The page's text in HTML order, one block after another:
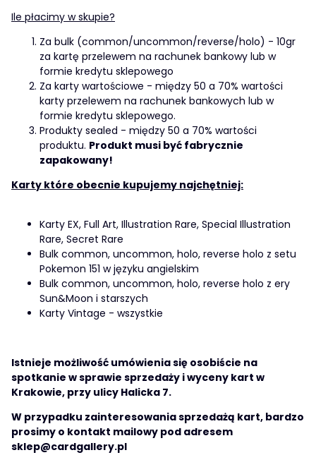
Ile płacimy w skupie?
Za bulk (common/uncommon/reverse/holo) - 10gr
za kartę przelewem na rachunek bankowy lub w
formie kredytu sklepowego
Za karty wartościowe - między 50 a 70% wartości
karty przelewem na rachunek bankowych lub w
formie kredytu sklepowego.
Produkty sealed - między 50 a 70% wartości
produktu. Produkt musi być fabrycznie
zapakowany!
Karty które obecnie kupujemy najchętniej:
Karty EX, Full Art, Illustration Rare, Special Illustration
Rare, Secret Rare
Bulk common, uncommon, holo, reverse holo z setu
Pokemon 151 w języku angielskim
Bulk common, uncommon, holo, reverse holo z ery
Sun&Moon i starszych
Karty Vintage - wszystkie
Istnieje możliwość umówienia się osobiście na
spotkanie w sprawie sprzedaży i wyceny kart w
Krakowie, przy ulicy Halicka 7.
W przypadku zainteresowania sprzedażą kart, bardzo
prosimy o kontakt mailowy pod adresem
sklep@cardgallery.pl